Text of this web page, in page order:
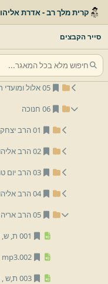
קרית מלך רב - אדרת אליהו
סייר הקבצים
01 פסח
05 אלול ומועדי תשרי
06 חנוכה
01 הרב יצחק שלמה זילברמן
02 הרב אליהו זילברמן
03 הרב יום טוב זילברמן
04 הרב אליהו בריו''ט זילברמן
05 הרב אריה שפירא
001 ת,
ש,
002.
mp3
003 ת,
ש ,